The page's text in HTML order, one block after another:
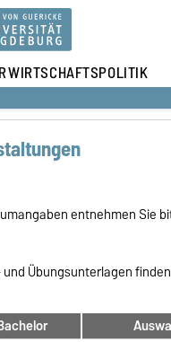
WIRTSCHAFTSPOLITIK
entnehmen Sie
Übungsunterlagen